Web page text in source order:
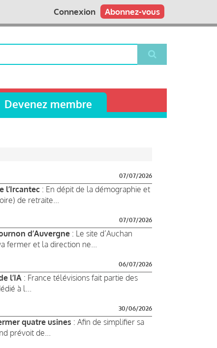
Abonnez-vous
Connexion
Devenez membre
07/07/2026
l’Ircantec : En dépit de la démographie et
de retraite...
07/07/2026
d’Auvergne : Le site d’Auchan
fermer et la direction ne...
06/07/2026
l’IA : France télévisions fait partie des
à l...
30/06/2026
quatre usines : Afin de simplifier sa
prévoit de...